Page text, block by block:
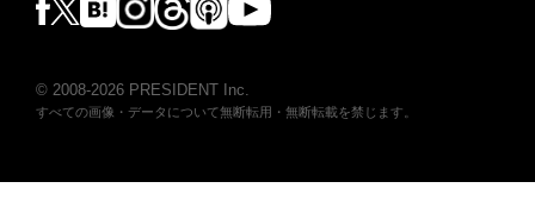
© 2008-2026 PRESIDENT Inc.
すべての画像・データについて無断転用・無断転載を禁じます。